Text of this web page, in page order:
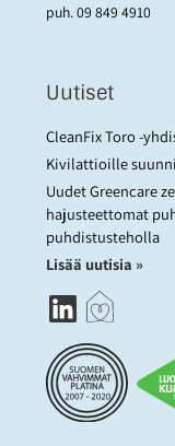
puh.09 849 4910
Uutiset
CleanFix Toro -
Kivilattioille
Uudet Greencare
hajusteettomat
puhdistusteholla
Lisää uutisia »